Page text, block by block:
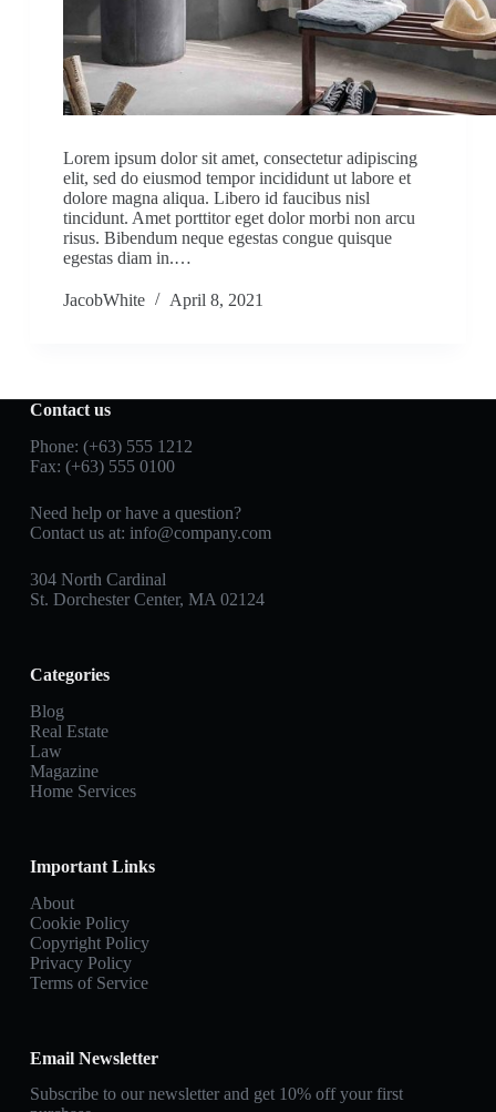
Lorem ipsum dolor sit amet, consectetur adipiscing
elit, sed do eiusmod tempor incididunt ut labore et
dolore magna aliqua. Libero id faucibus nisl
tincidunt. Amet porttitor eget dolor morbi non arcu
risus. Bibendum neque egestas congue quisque
egestas diam in.…
JacobWhite April 8, 2021
Contact us
Phone: (+63) 555 1212
Fax: (+63) 555 0100
Need help or have a question?
Contact us at: info@company.com
304 North Cardinal
St. Dorchester Center, MA 02124
Categories
Blog
Real Estate
Law
Magazine
Home Services
Important Links
About
Cookie Policy
Copyright Policy
Privacy Policy
Terms of Service
Email Newsletter
Subscribe to our newsletter and get 10% off your first